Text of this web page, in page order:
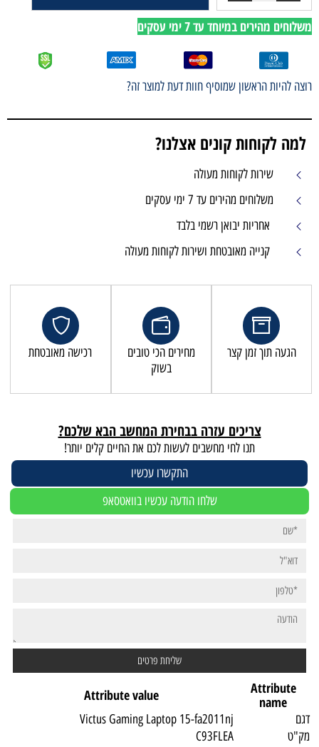
משלוחים מהירים במיוחד עד 7 ימי עסקים
רוצה להיות הראשון שמוסיף חוות דעת למוצר זה?
למה לקוחות קונים אצלנו?
שירות לקוחות מעולה
משלוחים מהירים עד 7 ימי עסקים
אחריות יבואן רשמי בלבד
קנייה מאובטחת ושירות לקוחות מעולה
הגעה תוך זמן קצר
מחירים הכי טובים
בשוק
רכישה מאובטחת
צריכים עזרה בבחירת המחשב הבא שלכם?
תנו לחי מחשבים לעשות לכם את החיים קלים יותר!
התקשרו עכשיו
שלחו הודעה עכשיו בוואטסאפ
Attribute
name
Attribute value
דגם
Victus Gaming Laptop 15-fa2011nj
מק"ט
C93FLEA